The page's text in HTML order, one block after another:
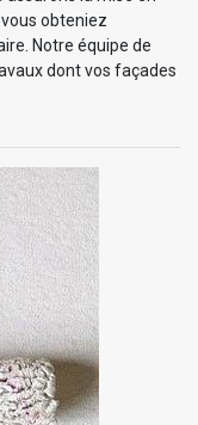
obteniez
Notre équipe de
dont vos façades